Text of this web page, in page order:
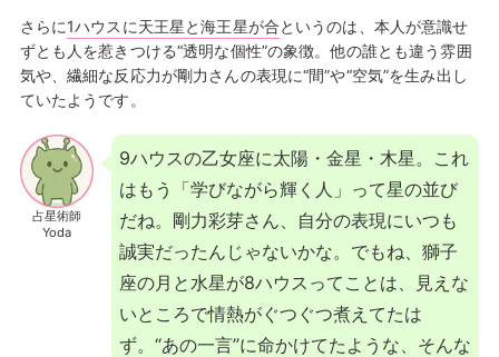
さらに1ハウスに天王星と海王星が合というのは、本人が意識せ
ずとも人を惹きつける“透明な個性”の象徴。他の誰とも違う雰囲
気や、繊細な反応力が剛力さんの表現に“間”や“空気”を生み出し
ていたようです。
占星術師
Yoda
9ハウスの乙女座に太陽・金星・木星。これ
はもう「学びながら輝く人」って星の並び
だね。剛力彩芽さん、自分の表現にいつも
誠実だったんじゃないかな。でもね、獅子
座の月と水星が8ハウスってことは、見えな
いところで情熱がぐつぐつ煮えてたは
ず。“あの一言”に命かけてたような、そんな